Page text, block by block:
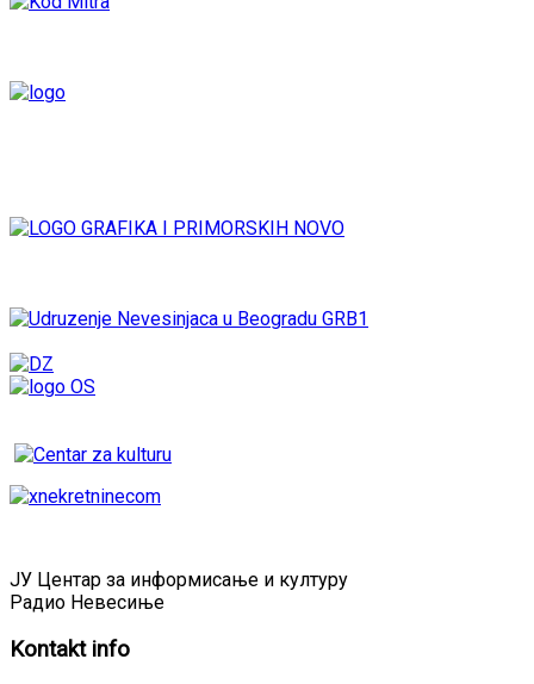
ЈУ Центар за информисање и културу
Радио Невесиње
Kontaktinfo